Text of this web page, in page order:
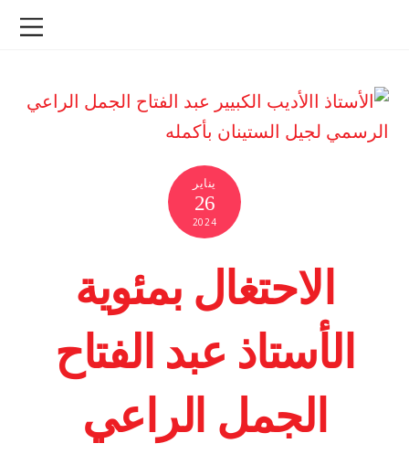
يناير
26
2024
الاحتغال بمئوية
الأستاذ عبد الفتاح
الجمل الراعي